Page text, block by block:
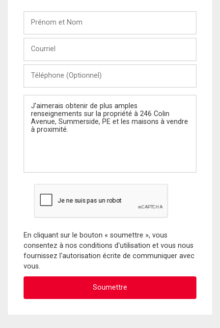
Nom
(Optionnel)
Message
En cliquant sur le bouton « soumettre », vous
consentez à nos conditions d'utilisation et vous nous
fournissez l'autorisation écrite de communiquer avec
vous.